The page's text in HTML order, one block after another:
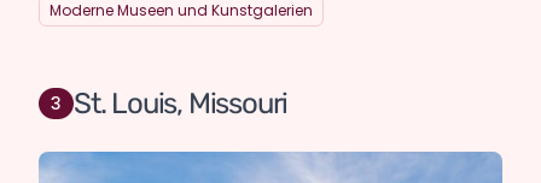
Moderne Museen und Kunstgalerien
St. Louis, Missouri